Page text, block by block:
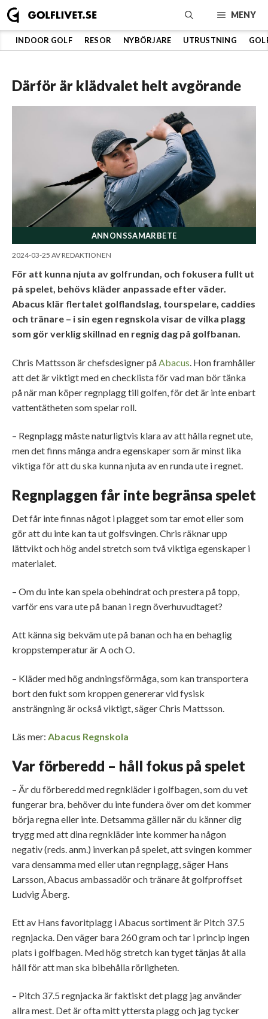
Hoppa
till
innehåll
MENY
INDOOR GOLF RESOR NYBÖRJARE UTRUSTNING
Därför är klädvalet helt avgörande
ANNONSSAMARBETE
2024-03-25 AVREDAKTIONEN
För att kunna njuta av golfrundan, och fokusera fullt ut
på spelet, behövs kläder anpassade efter väder.
Abacus klär flertalet golflandslag, tourspelare, caddies
och tränare – i sin egen regnskola visar de vilka plagg
som gör verklig skillnad en regnig dag på golfbanan.
Chris Mattsson är chefsdesigner på Abacus . Hon framhåller
att det är viktigt med en checklista för vad man bör tänka
på när man köper regnplagg till golfen, för det är inte enbart
vattentätheten som spelar roll.
– Regnplagg måste naturligtvis klara av att hålla regnet ute,
men det finns många andra egenskaper som är minst lika
viktiga för att du ska kunna njuta av en runda ute i regnet.
Regnplaggen får inte begränsa spelet
Det får inte finnas något i plagget som tar emot eller som
gör att du inte kan ta ut golfsvingen. Chris räknar upp
lättvikt och hög andel stretch som två viktiga egenskaper i
materialet.
– Om du inte kan spela obehindrat och prestera på topp,
varför ens vara ute på banan i regn överhuvudtaget?
Att känna sig bekväm ute på banan och ha en behaglig
kroppstemperatur är A och O.
– Kläder med hög andningsförmåga, som kan transportera
bort den fukt som kroppen genererar vid fysisk
ansträngning är också viktigt, säger Chris Mattsson.
Läs mer: Abacus Regnskola
Var förberedd – håll fokus på spelet
– Är du förberedd med regnkläder i golfbagen, som du vet
fungerar bra, behöver du inte fundera över om det kommer
börja regna eller inte. Detsamma gäller när du känner dig
trygg med att dina regnkläder inte kommer ha någon
negativ (reds. anm.) inverkan på spelet, att svingen kommer
vara densamma med eller utan regnplagg, säger Hans
Larsson, Abacus ambassadör och tränare åt golfproffset
Ludvig Åberg.
Ett av Hans favoritplagg i Abacus sortiment är Pitch 37.5
regnjacka. Den väger bara 260 gram och tar i princip ingen
plats i golfbagen. Med hög stretch kan tyget tänjas åt alla
håll för att man ska bibehålla rörligheten.
– Pitch 37.5 regnjacka är faktiskt det plagg jag använder
allra mest. Det är ofta mitt yttersta plagg och jag tycker